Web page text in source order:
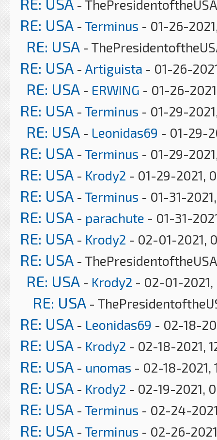
-
RE: USA - Terminus - 01-26-
RE: USA -
RE: USA - Artiguista - 01-26-
RE: USA - ERWING - 01-26-
RE: USA - Terminus - 01-29-
RE: USA - Leonidas69 - 01-29-
RE: USA - Terminus - 01-29-
RE: USA - Krody2 - 01-29-2021,
RE: USA - Terminus - 01-31-
RE: USA - parachute - 01-31-
RE: USA - Krody2 - 02-01-2021,
RE: USA -
RE: USA - Krody2 - 02-01-
RE: USA -
RE: USA - Leonidas69 - 02-18-
RE: USA - Krody2 - 02-18-2021,
RE: USA - unomas - 02-18-2021,
RE: USA - Krody2 - 02-19-2021,
RE: USA - Terminus - 02-24-
RE: USA - Terminus - 02-26-